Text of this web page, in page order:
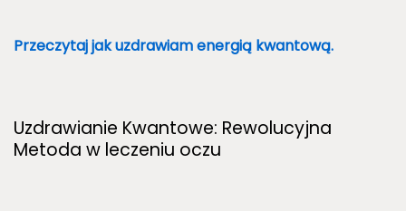
Przeczytaj jak uzdrawiam energią kwantową.
Uzdrawianie Kwantowe: Rewolucyjna
Metoda w leczeniu oczu